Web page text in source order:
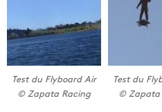
Test du Flyboard Air
© Zapata Racing
Test du
© Zapata